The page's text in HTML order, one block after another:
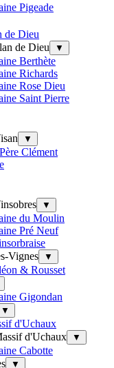
Pigeade
de Dieu
de Dieu
▼
Berthète
Richards
Rose Dieu
Saint Pierre
▼
Clément
▼
du Moulin
Pré Neuf
Vignes
▼
& Rousset
Gigondan
▼
d'Uchaux
d'Uchaux
▼
Cabotte
▼